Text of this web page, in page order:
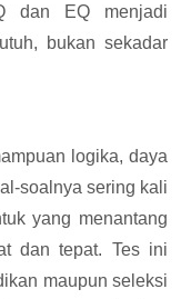
dan EQ menjadi
bukan sekadar
logika, daya
soalnya sering kali
yang menantang
dan tepat. Tes ini
maupun seleksi